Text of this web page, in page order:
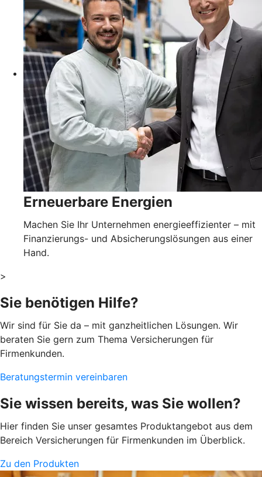
Erneuerbare Energien
Machen Sie Ihr Unternehmen energieeffizienter – mit
Finanzierungs- und Absicherungslösungen aus einer
Hand.
>
Sie benötigen Hilfe?
Wir sind für Sie da – mit ganzheitlichen Lösungen. Wir
beraten Sie gern zum Thema Versicherungen für
Firmenkunden.
Beratungstermin vereinbaren
Sie wissen bereits, was Sie wollen?
Hier finden Sie unser gesamtes Produktangebot aus dem
Bereich Versicherungen für Firmenkunden im Überblick.
Zu den Produkten